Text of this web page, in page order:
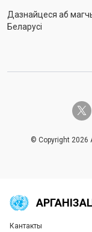
Дазнайцеся аб
Беларусі
© Copyright 2026
Global U.N. menu
Кантакты